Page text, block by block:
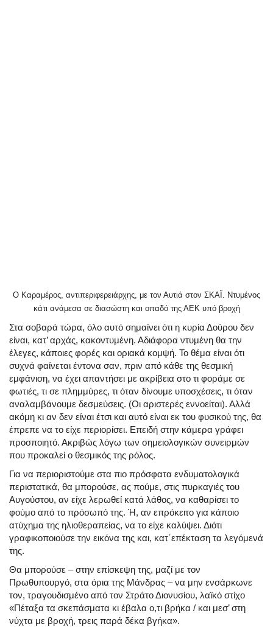
Ο Καραμέρος, αντιπεριφερειάρχης, με τον Αυτιά στον ΣΚΑΪ. Ντυμένος
κάτι ανάμεσα σε διασώστη και οπαδό της ΑΕΚ υπό βροχή
Στα σοβαρά τώρα, όλο αυτό σημαίνει ότι η κυρία Δούρου δεν
είναι, κατ’ αρχάς, κακοντυμένη. Αδιάφορα ντυμένη θα την
έλεγες, κάποιες φορές και οριακά κομψή. Το θέμα είναι ότι
συχνά φαίνεται έντονα σαν, πριν από κάθε της θεσμική
εμφάνιση, να έχει απαντήσει με ακρίβεια στο τι φοράμε σε
φωτιές, τι σε πλημμύρες, τι όταν δίνουμε υποσχέσεις, τι όταν
αναλαμβάνουμε δεσμεύσεις. (Οι αριστερές εννοείται). Αλλά
ακόμη κι αν δεν είναι έτσι και αυτό είναι εκ του φυσικού της, θα
έπρεπε να το είχε περιορίσει. Επειδή στην κάμερα γράφει
προσποιητό. Ακριβώς λόγω των σημειολογικών συνειρμών
που προκαλεί ο θεσμικός της ρόλος.
Για να περιοριστούμε στα πιο πρόσφατα ενδυματολογικά
περιστατικά, θα μπορούσε, ας πούμε, στις πυρκαγιές του
Αυγούστου, αν είχε λερωθεί κατά λάθος, να καθαρίσει το
φούμο από το πρόσωπό της. Ή, αν επρόκειτο για κάποιο
ατύχημα της ηλιοθεραπείας, να το είχε καλύψει. Διότι
γραφικοποιούσε την εικόνα της και, κατ΄επέκταση τα λεγόμενά
της.
Θα μπορούσε – στην επίσκεψη της, μαζί με τον
Πρωθυπουργό, στα όρια της Μάνδρας – να μην ενσάρκωνε
τον, τραγουδισμένο από τον Στράτο Διονυσίου, λαϊκό στίχο
«Πέταξα τα σκεπάσματα κι έβαλα ο,τι βρήκα / και μεσ’ στη
νύχτα με βροχή, τρεις παρά δέκα βγήκα».